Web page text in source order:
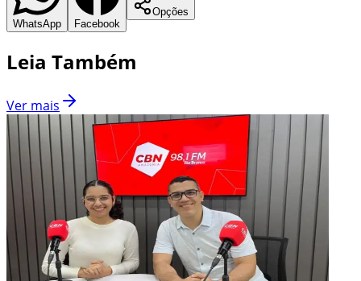
WhatsApp Facebook
Opções
Leia Também
Ver mais